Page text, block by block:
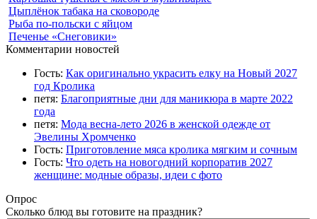
Цыплёнок табака на сковороде
Рыба по-польски с яйцом
Печенье «Снеговики»
Комментарии новостей
Гость: Как оригинально украсить елку на Новый 2027
год Кролика
петя: Благоприятные дни для маникюра в марте 2022
года
петя: Мода весна-лето 2026 в женской одежде от
Эвелины Хромченко
Гость: Приготовление мяса кролика мягким и сочным
Гость: Что одеть на новогодний корпоратив 2027
женщине: модные образы, идеи с фото
Опрос
Сколько блюд вы готовите на праздник?